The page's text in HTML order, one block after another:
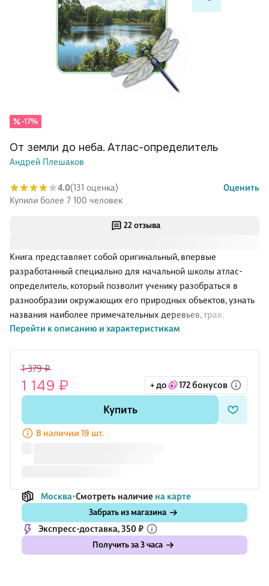
22 отзыва
Книга представляет собой оригинальный, впервые
разработанный специально для начальной школы атлас-
определитель, который позволит ученику разобраться в
разнообразии окружающих его природных объектов, узнать
названия наиболее примечательных деревьев, трав,
насекомых, птиц, камней под ногами, созвездий в небе и
родителями, летнего отдыха. Соответствует ФГОС.
Перейти к описанию и характеристикам
-17%
От земли до неба. Атлас-определитель
Андрей Плешаков
4.0(131 оценка)
Оценить
Купили более 7 100 человек
1 379 ₽
1 149 ₽ + до 172 бонусов
Купить
В наличии 19 шт.
Москва Смотреть наличие на карте
Забрать из магазина
Экспресс-доставка, 350 ₽
Получить за 3 часа